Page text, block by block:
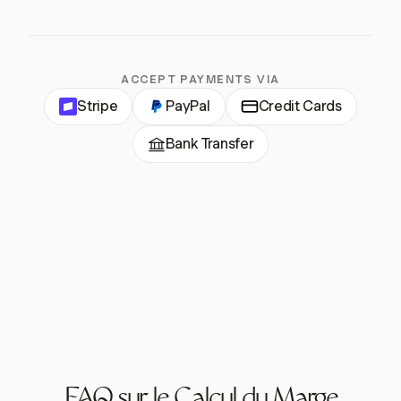
ACCEPT PAYMENTS VIA
Stripe PayPal Credit Cards
Bank Transfer